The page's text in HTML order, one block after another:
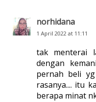
norhidana
1 April 2022 at 11:11
tak menterai
dengan
pernah beli
rasanya.... itu
berapa minat